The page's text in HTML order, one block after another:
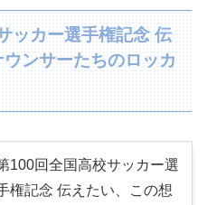
ッカー選手権記念 伝
ンサーたちのロッカ
100回全国高校サッカー選
権記念 伝えたい、この想